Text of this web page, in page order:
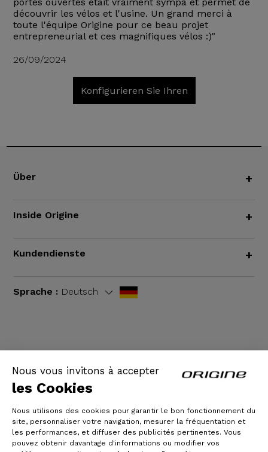
Nous vous invitons à accepter
les Cookies
Nous utilisons des cookies pour garantir le bon fonctionnement du
site, personnaliser votre navigation, mesurer la fréquentation et
les performances, et diffuser des publicités pertinentes. Vous
pouvez obtenir davantage d'informations ou modifier vos
découvrir les vélos et l'usine. Un grand merci à
toute l'équipe Origine pour ce beau projet
entrepreneurial et ces magnifiques vélos :)"
26/09/2024
Konfigurieren Sie Ihren
Über +
Inside Origine +
Kundendienste +
Sprache : Deutsch